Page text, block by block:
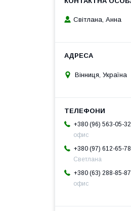
Світлана, Анна
Вінниця, Україна
+380 (96) 563-05-32
офис
+380 (97) 612-65-78
Светлана
+380 (63) 288-85-87
офис